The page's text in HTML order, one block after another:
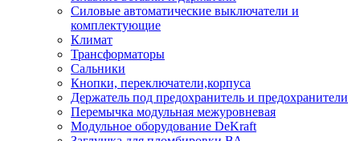
Силовые автоматические выключатели и
комплектующие
Климат
Трансформаторы
Сальники
Кнопки, переключатели,корпуса
Держатель под предохранитель и предохранители
Перемычка модульная межуровневая
Модульное оборудование DeKraft